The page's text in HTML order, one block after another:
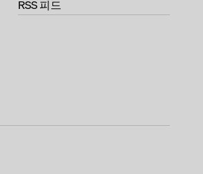
RSS 피드